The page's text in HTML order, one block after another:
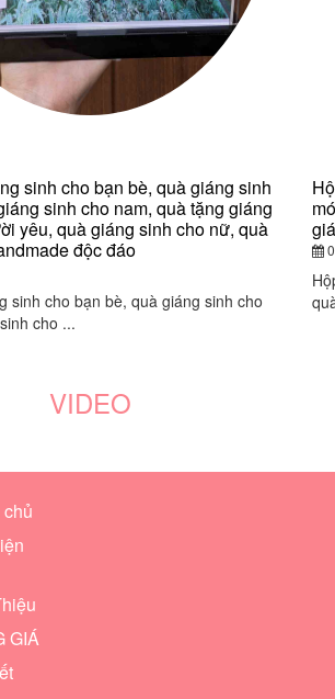
sinh cho bạn bè, quà giáng sinh
sinh cho nam, quà tặng giáng
yêu, quà giáng sinh cho nữ, quà
độc đáo
sinh cho bạn bè, quà giáng sinh cho
cho ...
VIDEO
GIÁ